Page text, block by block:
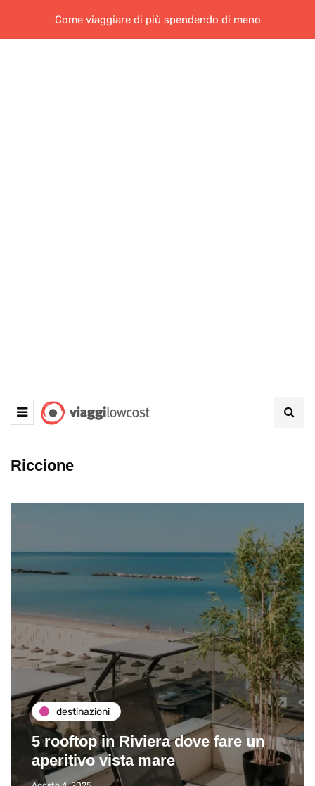
Come viaggiare di più spendendo di meno
Riccione
destinazioni
5 rooftop in Riviera dove fare un
aperitivo vista mare